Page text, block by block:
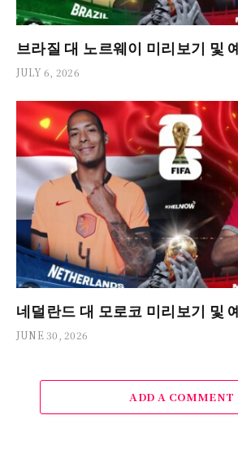
브라질 대 노르웨이 미리보기 및
JULY 6, 2026
네덜란드 대 모로코 미리보기 및
JUNE 30, 2026
ADD A COMMENT